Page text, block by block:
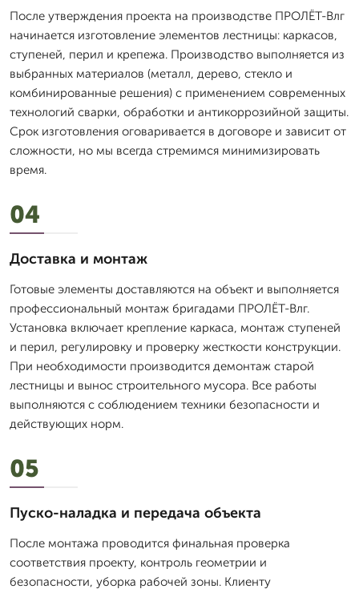
После утверждения проекта на производстве ПРОЛЁТ-Влг
начинается изготовление элементов лестницы: каркасов,
ступеней, перил и крепежа. Производство выполняется из
выбранных материалов (металл, дерево, стекло и
комбинированные решения) с применением современных
технологий сварки, обработки и антикоррозийной защиты.
Срок изготовления оговаривается в договоре и зависит от
сложности, но мы всегда стремимся минимизировать
время.
04
Доставка и монтаж
Готовые элементы доставляются на объект и выполняется
профессиональный монтаж бригадами ПРОЛЁТ-Влг.
Установка включает крепление каркаса, монтаж ступеней
и перил, регулировку и проверку жесткости конструкции.
При необходимости производится демонтаж старой
лестницы и вынос строительного мусора. Все работы
выполняются с соблюдением техники безопасности и
действующих норм.
05
Пуско-наладка и передача объекта
После монтажа проводится финальная проверка
соответствия проекту, контроль геометрии и
безопасности, уборка рабочей зоны. Клиенту